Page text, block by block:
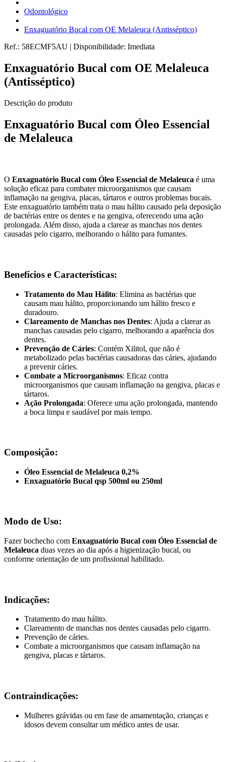
Odontológico
Enxaguatório Bucal com OE Melaleuca (Antisséptico)
Ref.: 58ECMF5AU | Disponibilidade: Imediata
Enxaguatório Bucal com OE Melaleuca
(Antisséptico)
Descrição do produto
Enxaguatório Bucal com Óleo Essencial
de Melaleuca
O Enxaguatório Bucal com Óleo Essencial de Melaleuca é uma
solução eficaz para combater microorganismos que causam
inflamação na gengiva, placas, tártaros e outros problemas bucais.
Este enxaguatório também trata o mau hálito causado pela deposição
de bactérias entre os dentes e na gengiva, oferecendo uma ação
prolongada. Além disso, ajuda a clarear as manchas nos dentes
causadas pelo cigarro, melhorando o hálito para fumantes.
Benefícios e Características:
Tratamento do Mau Hálito: Elimina as bactérias que
causam mau hálito, proporcionando um hálito fresco e
duradouro.
Clareamento de Manchas nos Dentes: Ajuda a clarear as
manchas causadas pelo cigarro, melhorando a aparência dos
dentes.
Prevenção de Cáries: Contém Xilitol, que não é
metabolizado pelas bactérias causadoras das cáries, ajudando
a prevenir cáries.
Combate a Microorganismos: Eficaz contra
microorganismos que causam inflamação na gengiva, placas e
tártaros.
Ação Prolongada: Oferece uma ação prolongada, mantendo
a boca limpa e saudável por mais tempo.
Composição:
Óleo Essencial de Melaleuca 0,2%
Enxaguatório Bucal qsp 500ml ou 250ml
Modo de Uso:
Fazer bochecho com Enxaguatório Bucal com Óleo Essencial de
Melaleuca duas vezes ao dia após a higienização bucal, ou
conforme orientação de um profissional habilitado.
Indicações:
Tratamento do mau hálito.
Clareamento de manchas nos dentes causadas pelo cigarro.
Prevenção de cáries.
Combate a microorganismos que causam inflamação na
gengiva, placas e tártaros.
Contraindicações:
Mulheres grávidas ou em fase de amamentação, crianças e
idosos devem consultar um médico antes de usar.